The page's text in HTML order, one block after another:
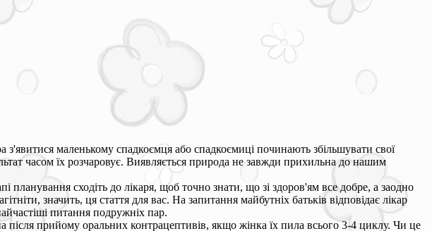
маленькому спадкоємця або спадкоємиці починають збільшувати свої
часом їх розчаровує. Виявляється природа не завжди прихильна до нашим
сходіть до лікаря, щоб точно знати, що зі здоров'ям все добре, а заодно
значить, ця стаття для вас. На запитання майбутніх батьків відповідає лікар
питання подружніх пар.
прийому оральних контрацептивів, якщо жінка їх пила всього 3-4 циклу. Чи це